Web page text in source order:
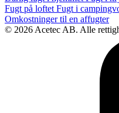
Fugt på loftet Fugt i
Omkostninger til en affugter
© 2026 Acetec AB. Alle